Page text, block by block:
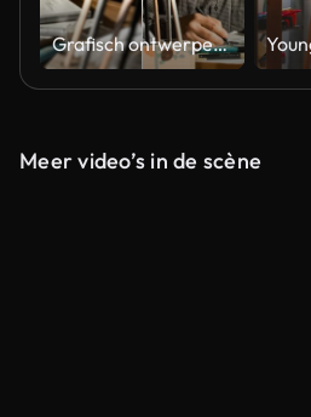
Grafisch ontwerper Collage
Meer video’s in de scène